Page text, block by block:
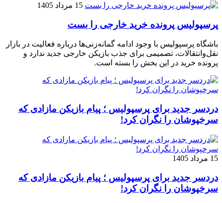
15 مرداد 1405
پرسپولیس پرونده خرید خارجی را بست
باشگاه پرسپولیس با وجود ادامه گمانه‌زنی‌ها درباره فعالیت در بازار
نقل‌وانتقالات، تصمیمی برای جذب بازیکن خارجی جدید ندارد و
پرونده خرید در این بخش را بسته است.
دردسر جدید برای پرسپولیس ؛ پیام بازیکن مازادی که
سرخپوشان را نگران کرد!
15 مرداد 1405
دردسر جدید برای پرسپولیس ؛ پیام بازیکن مازادی که
سرخپوشان را نگران کرد!